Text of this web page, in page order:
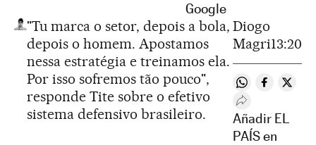
Google
"Tu marca o setor, depois a bola,
depois o homem. Apostamos
nessa estratégia e treinamos ela.
Por isso sofremos tão pouco",
responde Tite sobre o efetivo
sistema defensivo brasileiro.
Diogo
Magri13:20
Compartir en
Compartir
Desplegar
Añadir EL
PAÍS en